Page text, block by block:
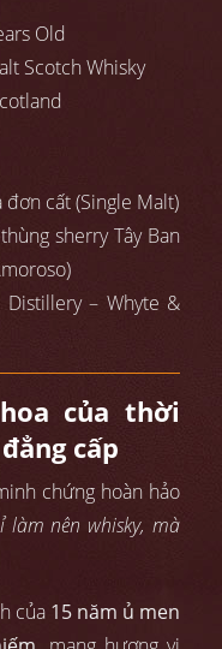
Old
Scotch Whisky
đơn cất (Single Malt)
sherry Tây Ban
Distillery – Whyte &
của thời
cấp
chứng hoàn hảo
làm nên whisky, mà
của 15 năm ủ men